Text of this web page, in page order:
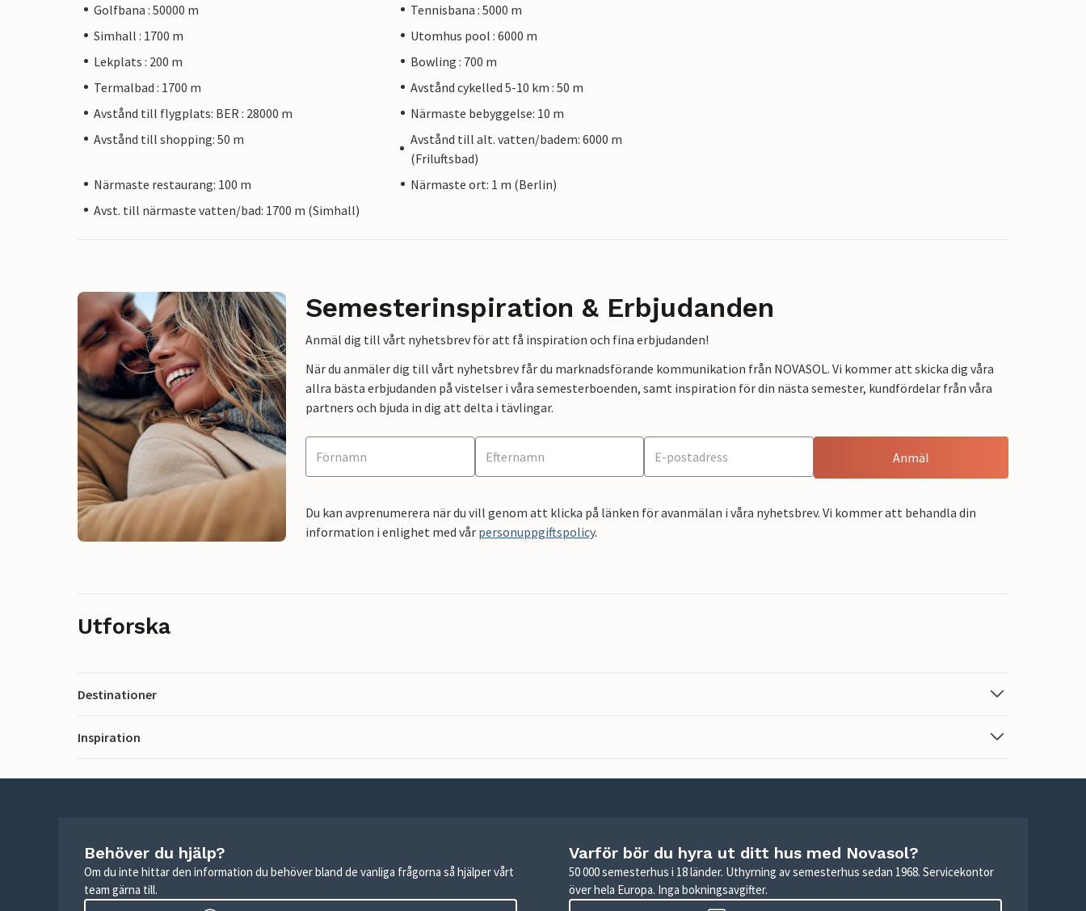
Golfbana : 50000 m
Tennisbana : 5000 m
Simhall : 1700 m
Utomhus pool : 6000 m
Lekplats : 200 m
Bowling : 700 m
Termalbad : 1700 m
Avstånd cykelled 5-10 km : 50 m
Avstånd till flygplats: BER : 28000 m
Närmaste bebyggelse: 10 m
Avstånd till shopping: 50 m
Avstånd till alt. vatten/badem: 6000 m
(Friluftsbad)
Närmaste restaurang: 100 m
Närmaste ort: 1 m (Berlin)
Avst. till närmaste vatten/bad: 1700 m (Simhall)
Semesterinspiration & Erbjudanden
Anmäl dig till vårt nyhetsbrev för att få inspiration och fina erbjudanden!
När du anmäler dig till vårt nyhetsbrev får du marknadsförande kommunikation från NOVASOL. Vi kommer att skicka dig våra
allra bästa erbjudanden på vistelser i våra semesterboenden, samt inspiration för din nästa semester, kundfördelar från våra
partners och bjuda in dig att delta i tävlingar.
Anmäl
Du kan avprenumerera när du vill genom att klicka på länken för avanmälan i våra nyhetsbrev. Vi kommer att behandla din
information i enlighet med vår personuppgiftspolicy.
Utforska
Destinationer
Inspiration
Behöver du hjälp?
Om du inte hittar den information du behöver bland de vanliga frågorna så hjälper vårt
team gärna till.
Varför bör du hyra ut ditt hus med Novasol?
50 000 semesterhus i 18 länder. Uthyrning av semesterhus sedan 1968. Servicekontor
över hela Europa. Inga bokningsavgifter.